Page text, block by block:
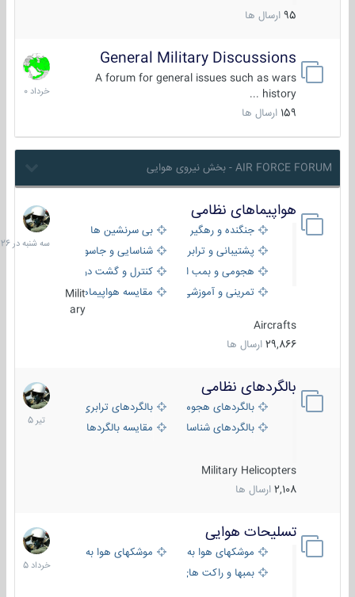
95 ارسال ها
General Military Discussions
A forum for general issues such as wars
history ...
159 ارسال ها
10
خرداد
1400
AIR FORCE FORUM - بخش نیروی هوایی
هواپیماهای نظامی
جنگنده و رهگیر
بی سرنشین ها
پشتیبانی و ترابری
شناسایی و جاسوسی
هجومی و بمب افکن
کنترل و گشت دریایی
تمرینی و آموزشی
مقایسه هواپیماهاMilit
ary
Aircrafts
29,866 ارسال ها
سه
شنبه
در
بالگردهای نظامی
بالگردهای هجومی
بالگردهای ترابری
بالگردهای شناسایی
مقایسه بالگردها
Military Helicopters
2,108 ارسال ها
22
تیر
1405
تسلیحات هوایی
موشکهای هوا به هوا
موشکهای هوا به سطح
بمبها و راکت های هوایی
30
خرداد
1405